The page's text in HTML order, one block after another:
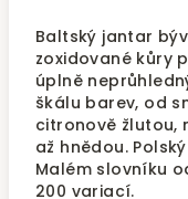
Baltský jantar
zoxidované kůry
úplně
škálu barev, od
citronově žlutou,
až hnědou.
Malém slovníku
200 variací.